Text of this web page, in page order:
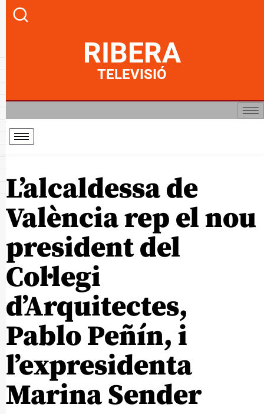
RIBERA
TELEVISIÓ
L’alcaldessa de
València rep el nou
president del
Col·legi
d’Arquitectes,
Pablo Peñín, i
l’expresidenta
Marina Sender